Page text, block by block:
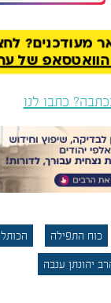
- 4 שנים אחר
לבייש
חרטה, החליטה
קיבלו את
עצמם בוכים
התחנה
היא עמדה שם,
פתק בין אבני
בתחושת ייאוש
להטמין את הפתק
העיף פתק אחר אל
את הפתק, היא
מעודכנים?
של ערוץ
כתבו לנו
כוח התפילה
יהונתן ענבה